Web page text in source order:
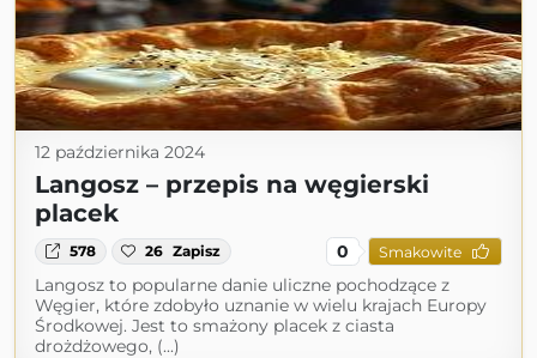
12 października 2024
Langosz – przepis na węgierski
placek
578 26 Zapisz 0 Smakowite
Langosz to popularne danie uliczne pochodzące z
Węgier, które zdobyło uznanie w wielu krajach Europy
Środkowej. Jest to smażony placek z ciasta
drożdżowego, (...)